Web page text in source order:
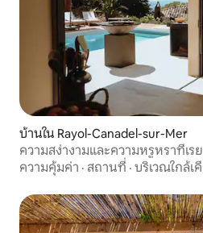
บ้านใน Rayol-Canadel-sur-Mer
ความสง่างามและความหรูหราที่เร
ความคุ้มค่า · สถานที่ · บริเวณใกล้เ